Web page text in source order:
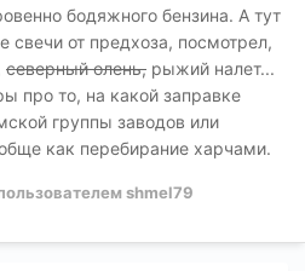
бодяжного бензина. А тут
свечи от предхоза, посмотрел,
северный олень, рыжий налет...
про то, на какой заправке
группы заводов или
как перебирание харчами.
shmel79